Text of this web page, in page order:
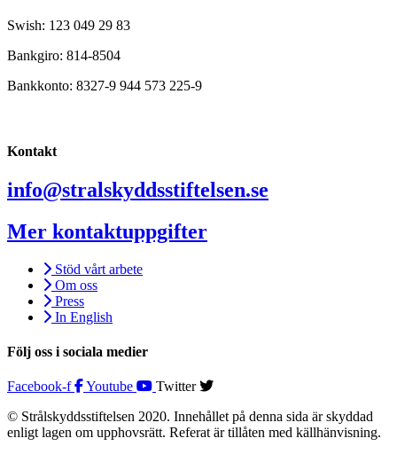
Swish: 123 049 29 83
Bankgiro: 814-8504
Bankkonto: 8327-9 944 573 225-9
Kontakt
info@stralskyddsstiftelsen.se
Mer kontaktuppgifter
Stöd vårt arbete
Om oss
Press
In English
Följ oss i sociala medier
Facebook-f Youtube
Twitter
© Strålskyddsstiftelsen 2020. Innehållet på denna sida är skyddad
enligt lagen om upphovsrätt. Referat är tillåten med källhänvisning.